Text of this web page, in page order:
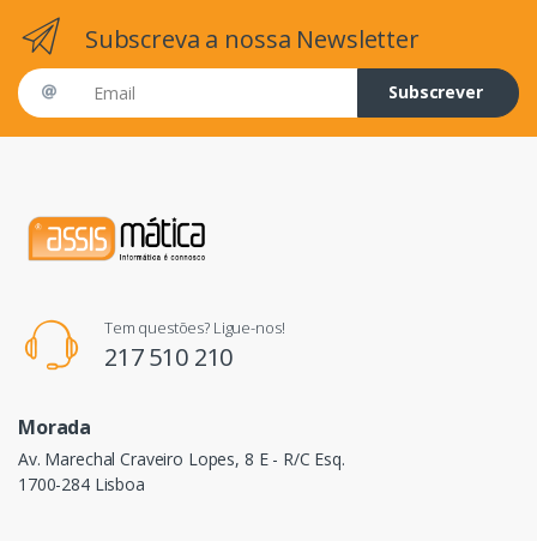
Subscreva a nossa Newsletter
Email address
Subscrever
Tem questões? Ligue-nos!
217 510 210
Morada
Av. Marechal Craveiro Lopes, 8 E - R/C Esq.
1700-284 Lisboa